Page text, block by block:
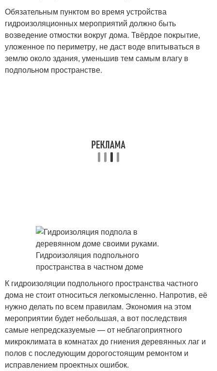
Обязательным пунктом во время устройства
гидроизоляционных мероприятий должно быть
возведение отмостки вокруг дома. Твёрдое покрытие,
уложенное по периметру, не даст воде впитываться в
землю около здания, уменьшив тем самым влагу в
подпольном пространстве.
К гидроизоляции подпольного пространства частного
дома не стоит относиться легкомысленно. Напротив, её
нужно делать по всем правилам. Экономия на этом
мероприятии будет небольшая, а вот последствия
самые непредсказуемые — от неблагоприятного
микроклимата в комнатах до гниения деревянных лаг и
полов с последующим дорогостоящим ремонтом и
исправлением проектных ошибок.